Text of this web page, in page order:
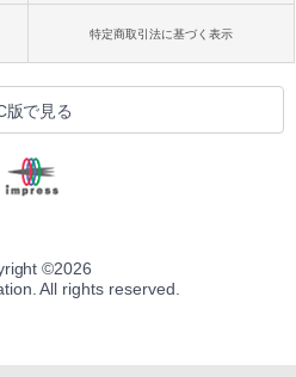
特定商取引法に基づく表示
版で見る
©2026
All rights reserved.